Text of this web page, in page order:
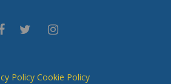
Policy Cookie Policy